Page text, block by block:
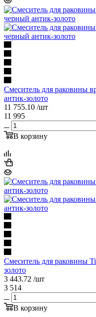
Смеситель для раковины
антик-золото
11 755.10 /шт
11 995
В корзину
Смеситель для раковины
золото
3 443.72 /шт
3 514
В корзину